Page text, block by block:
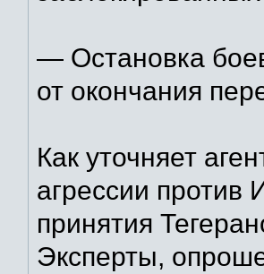
— Остановка
от окончания
Как уточняет
агрессии против
принятия
Эксперты,